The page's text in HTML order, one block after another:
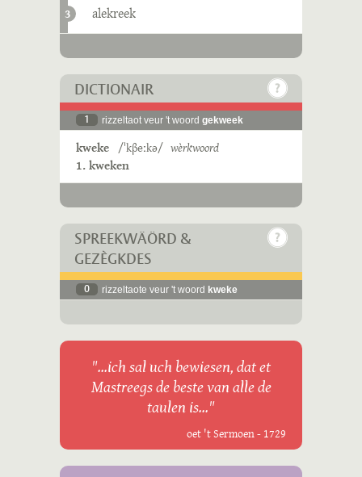
3 alekreek
DICTIONAIR
1 rizzeltaot veur 't woord gekweek
kweke /ˈkβeːkə/ wèrkwoord
1. kweken
SPREEKWÄÖRD &
GEZÈGKDES
0 rizzeltaote veur 't woord kweke
"...ich sal uch bewiesen, dat et
Mastreegs de beste van alle de
taulen is..."
oet 't Sermoen - 1729